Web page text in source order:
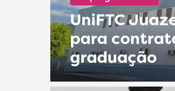
UniFTC
para
graduação